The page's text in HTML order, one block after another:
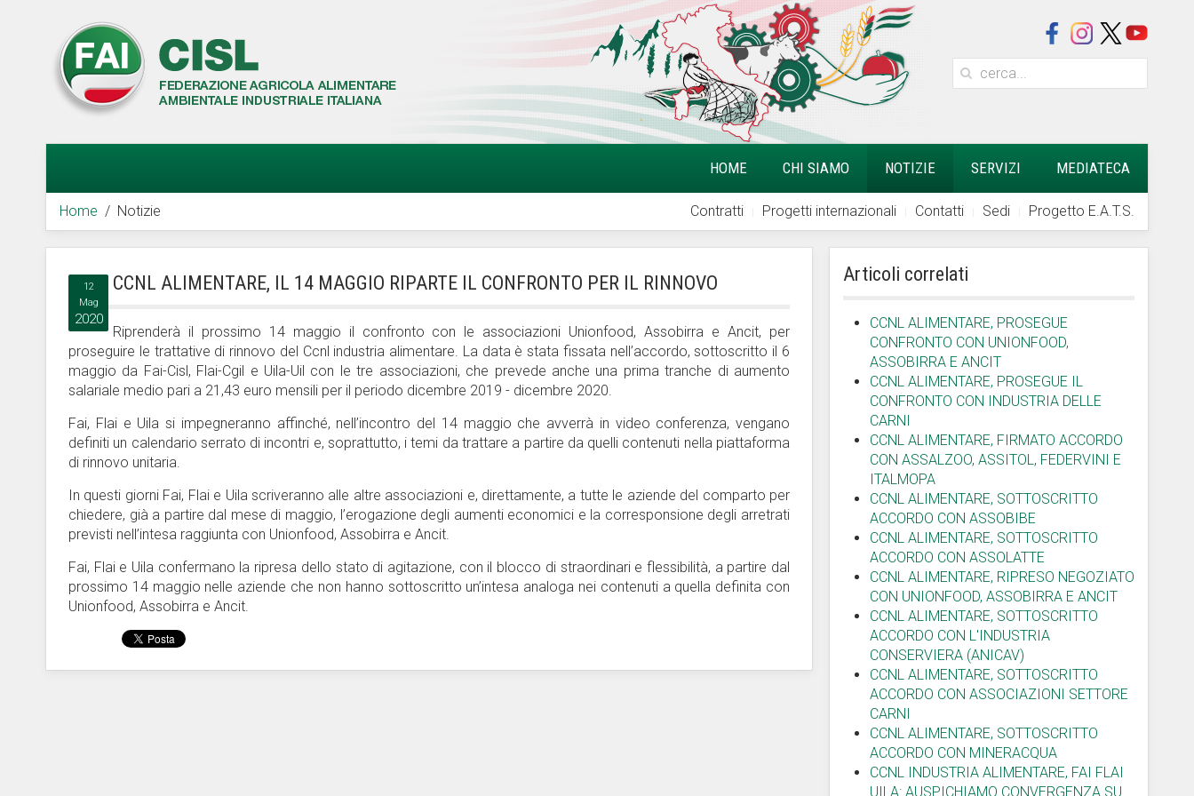
HOME CHI SIAMO NOTIZIE SERVIZI MEDIATECA
Contratti Progetti internazionali Contatti Sedi Progetto E.A.T.S.
Home Notizie
12
Mag
2020
CCNL ALIMENTARE, IL 14 MAGGIO RIPARTE IL CONFRONTO PER IL RINNOVO
Riprenderà il prossimo 14 maggio il confronto con le associazioni Unionfood, Assobirra e Ancit, per
proseguire le trattative di rinnovo del Ccnl industria alimentare. La data è stata fissata nell’accordo, sottoscritto il 6
maggio da Fai-Cisl, Flai-Cgil e Uila-Uil con le tre associazioni, che prevede anche una prima tranche di aumento
salariale medio pari a 21,43 euro mensili per il periodo dicembre 2019 - dicembre 2020.
Fai, Flai e Uila si impegneranno affinché, nell’incontro del 14 maggio che avverrà in video conferenza, vengano
definiti un calendario serrato di incontri e, soprattutto, i temi da trattare a partire da quelli contenuti nella piattaforma
di rinnovo unitaria.
In questi giorni Fai, Flai e Uila scriveranno alle altre associazioni e, direttamente, a tutte le aziende del comparto per
chiedere, già a partire dal mese di maggio, l’erogazione degli aumenti economici e la corresponsione degli arretrati
previsti nell’intesa raggiunta con Unionfood, Assobirra e Ancit.
Fai, Flai e Uila confermano la ripresa dello stato di agitazione, con il blocco di straordinari e flessibilità, a partire dal
prossimo 14 maggio nelle aziende che non hanno sottoscritto un’intesa analoga nei contenuti a quella definita con
Unionfood, Assobirra e Ancit.
Articoli correlati
CCNL ALIMENTARE, PROSEGUE
CONFRONTO CON UNIONFOOD,
ASSOBIRRA E ANCIT
CCNL ALIMENTARE, PROSEGUE IL
CONFRONTO CON INDUSTRIA DELLE
CARNI
CCNL ALIMENTARE, FIRMATO ACCORDO
CON ASSALZOO, ASSITOL, FEDERVINI E
ITALMOPA
CCNL ALIMENTARE, SOTTOSCRITTO
ACCORDO CON ASSOBIBE
CCNL ALIMENTARE, SOTTOSCRITTO
ACCORDO CON ASSOLATTE
CCNL ALIMENTARE, RIPRESO NEGOZIATO
CON UNIONFOOD, ASSOBIRRA E ANCIT
CCNL ALIMENTARE, SOTTOSCRITTO
ACCORDO CON L'INDUSTRIA
CONSERVIERA (ANICAV)
CCNL ALIMENTARE, SOTTOSCRITTO
ACCORDO CON ASSOCIAZIONI SETTORE
CARNI
CCNL ALIMENTARE, SOTTOSCRITTO
ACCORDO CON MINERACQUA
CCNL INDUSTRIA ALIMENTARE, FAI FLAI
UILA: AUSPICHIAMO CONVERGENZA SU